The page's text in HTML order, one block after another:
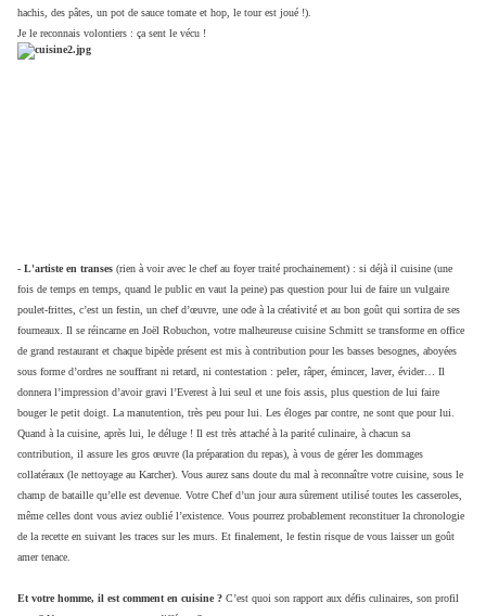
hachis, des pâtes, un pot de sauce tomate et hop, le tour est joué !).
Je le reconnais volontiers : ça sent le vécu !
- L'artiste en transes (rien à voir avec le chef au foyer traité prochainement) : si déjà il cuisine (une
fois de temps en temps, quand le public en vaut la peine) pas question pour lui de faire un vulgaire
poulet-frittes, c’est un festin, un chef d’œuvre, une ode à la créativité et au bon goût qui sortira de ses
fourneaux. Il se réincarne en Joël Robuchon, votre malheureuse cuisine Schmitt se transforme en office
de grand restaurant et chaque bipède présent est mis à contribution pour les basses besognes, aboyées
sous forme d’ordres ne souffrant ni retard, ni contestation : peler, râper, émincer, laver, évider… Il
donnera l’impression d’avoir gravi l’Everest à lui seul et une fois assis, plus question de lui faire
bouger le petit doigt. La manutention, très peu pour lui. Les éloges par contre, ne sont que pour lui.
Quand à la cuisine, après lui, le déluge ! Il est très attaché à la parité culinaire, à chacun sa
contribution, il assure les gros œuvre (la préparation du repas), à vous de gérer les dommages
collatéraux (le nettoyage au Karcher). Vous aurez sans doute du mal à reconnaître votre cuisine, sous le
champ de bataille qu’elle est devenue. Votre Chef d’un jour aura sûrement utilisé toutes les casseroles,
même celles dont vous aviez oublié l’existence. Vous pourrez probablement reconstituer la chronologie
de la recette en suivant les traces sur les murs. Et finalement, le festin risque de vous laisser un goût
amer tenace.
Et votre homme, il est comment en cuisine ? C’est quoi son rapport aux défis culinaires, son profil